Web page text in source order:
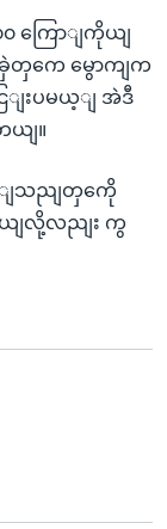
၀ ကြောျကိုယျ
တှကေ မွောကျက
ြျးပမယ့ျ အဲဒီ
ယျ။
ျသညျတှကေို
ယျလို့လညျး ကွ